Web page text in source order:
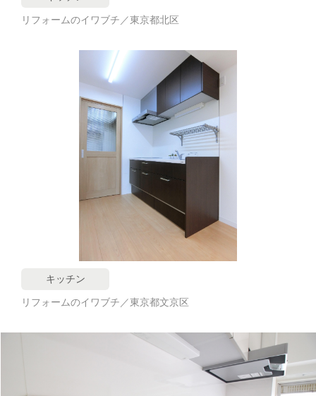
リフォームのイワブチ／東京都北区
キッチン
リフォームのイワブチ／東京都文京区